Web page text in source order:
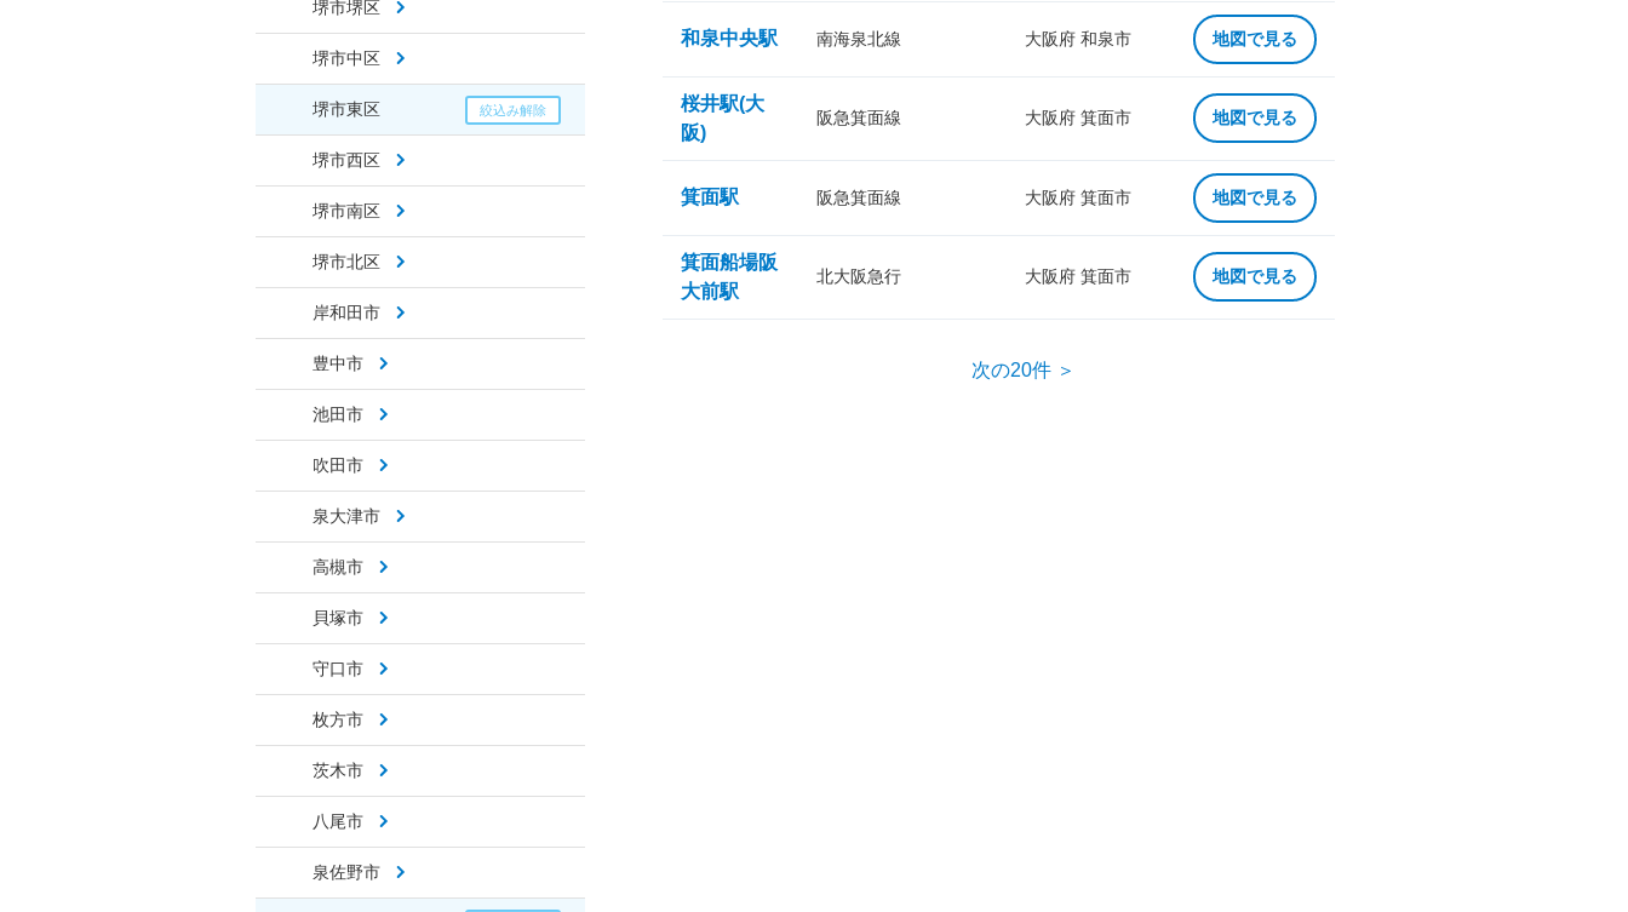
堺市堺区
堺市中区
堺市東区
堺市西区
堺市南区
堺市北区
岸和田市
豊中市
池田市
吹田市
泉大津市
高槻市
貝塚市
守口市
枚方市
茨木市
八尾市
泉佐野市
和泉中央駅 南海泉北線 大阪府 和泉市 地図で見る
桜井駅(大
阪)
阪急箕面線 大阪府 箕面市 地図で見る
箕面駅 阪急箕面線 大阪府 箕面市 地図で見る
箕面船場阪
大前駅
北大阪急行 大阪府 箕面市 地図で見る
次の20件 ＞